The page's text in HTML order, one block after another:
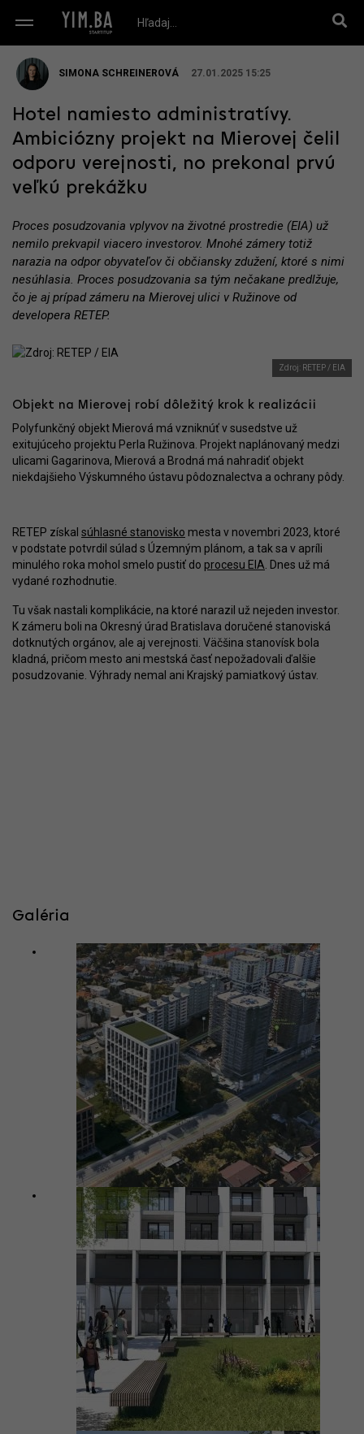
SIMONA SCHREINEROVÁ 27.01.2025 15:25
Hotel namiesto administratívy.
Ambiciózny projekt na Mierovej čelil
odporu verejnosti, no prekonal prvú
veľkú prekážku
Proces posudzovania vplyvov na životné prostredie (EIA) už
nemilo prekvapil viacero investorov. Mnohé zámery totiž
narazia na odpor obyvateľov či občiansky zdužení, ktoré s nimi
nesúhlasia. Proces posudzovania sa tým nečakane predlžuje,
čo je aj prípad zámeru na Mierovej ulici v Ružinove od
developera RETEP.
Zdroj: RETEP / EIA
Objekt na Mierovej robí dôležitý krok k realizácii
Polyfunkčný objekt Mierová má vzniknúť v susedstve už
exitujúceho projektu Perla Ružinova. Projekt naplánovaný medzi
ulicami Gagarinova, Mierová a Brodná má nahradiť objekt
niekdajšieho Výskumného ústavu pôdoznalectva a ochrany pôdy.
RETEP získal súhlasné stanovisko mesta v novembri 2023, ktoré
v podstate potvrdil súlad s Územným plánom, a tak sa v apríli
minulého roka mohol smelo pustiť do procesu EIA . Dnes už má
vydané rozhodnutie.
Tu však nastali komplikácie, na ktoré narazil už nejeden investor.
K zámeru boli na Okresný úrad Bratislava doručené stanoviská
dotknutých orgánov, ale aj verejnosti. Väčšina stanovísk bola
kladná, pričom mesto ani mestská časť nepožadovali ďalšie
posudzovanie. Výhrady nemal ani Krajský pamiatkový ústav.
Galéria